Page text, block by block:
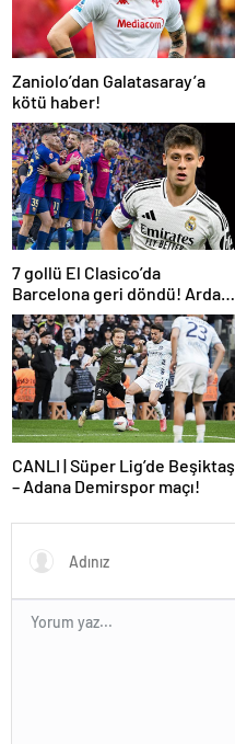
Zaniolo’dan Galatasaray’a
kötü haber!
7 gollü El Clasico’da
Barcelona geri döndü! Arda
oynadı, Mbappe yetmedi
CANLI | Süper Lig’de Beşiktaş
– Adana Demirspor maçı!